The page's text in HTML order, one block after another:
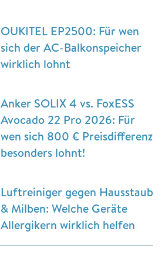
OUKITEL EP2500: Für wen
sich der AC-Balkonspeicher
wirklich lohnt
Anker SOLIX 4 vs. FoxESS
Avocado 22 Pro 2026: Für
wen sich 800 € Preisdifferenz
besonders lohnt!
Luftreiniger gegen Hausstaub
& Milben: Welche Geräte
Allergikern wirklich helfen